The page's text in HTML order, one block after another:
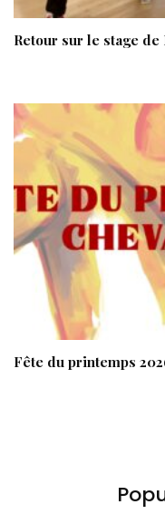
Retour sur le stage
Fête du printemps